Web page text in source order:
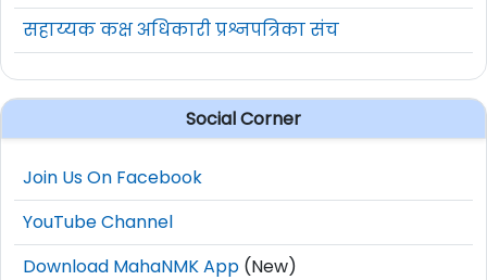
सहाय्यक कक्ष अधिकारी प्रश्नपत्रिका संच
Social Corner
Join Us On Facebook
YouTube Channel
Download MahaNMK App (New)